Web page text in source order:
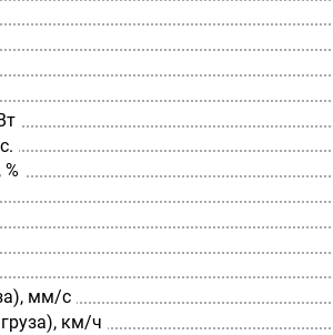
мм/с
км/ч